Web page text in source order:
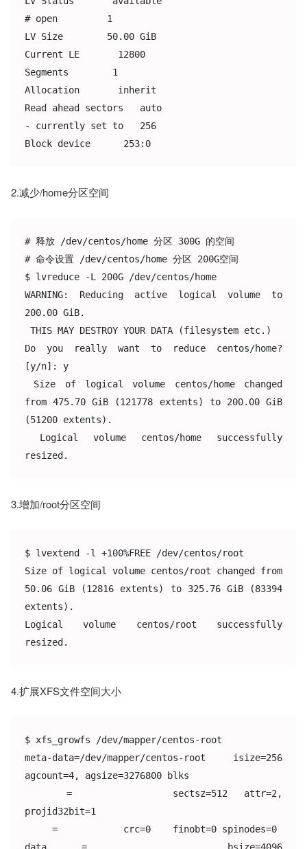
# open         1
LV Size        50.00 GiB
Current LE       12800
Segments        1
Allocation       inherit
Read ahead sectors   auto
- currently set to   256
2.减少/home分区空间
# 释放 /dev/centos/home 分区 300G 的空间
# 命令设置 /dev/centos/home 分区 200G空间
$ lvreduce -L 200G /dev/centos/home
WARNING: Reducing active logical volume to
200.00 GiB.
Do you really want to reduce centos/home?
[y/n]: y
from 475.70 GiB (121778 extents) to 200.00 GiB
(51200 extents).
resized.
3.增加/root分区空间
$ lvextend -l +100%FREE /dev/centos/root
Size of logical volume centos/root changed from
50.06 GiB (12816 extents) to 325.76 GiB (83394
extents).
Logical volume centos/root successfully
resized.
4.扩展XFS文件空间大小
$ xfs_growfs /dev/mapper/centos-root
meta-data=/dev/mapper/centos-root isize=256
agcount=4, agsize=3276800 blks
     =            sectsz=512  attr=2,
projid32bit=1
data   =            bsize=4096